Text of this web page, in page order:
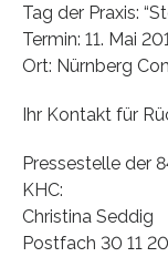
Tag der Praxis:
Termin: 11. Mai
Ort: Nürnberg
Ihr Kontakt für
Pressestelle der
KHC:
Christina Seddig
Postfach 30 11 20